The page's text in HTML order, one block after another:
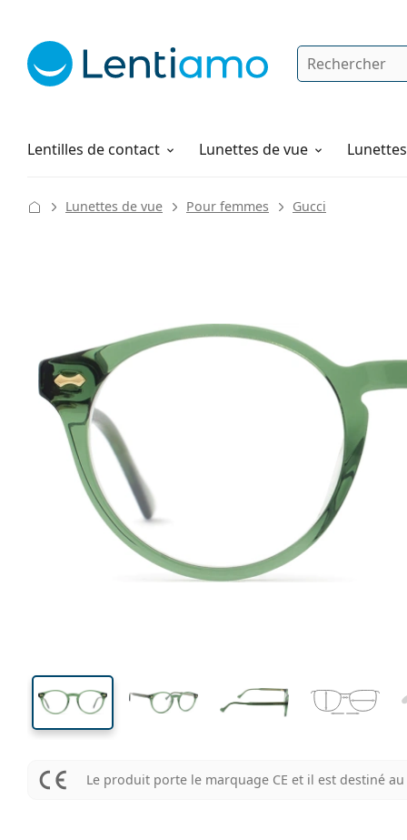
Rechercher
Lentilles de contact
Solutions Lunettes de vue
Comment commander
Lunettes de vue Pour femmes Gucci
44 mm
Largeur des verres Largeur des verres
Largeur
des verres
Le produit porte le marquage CE et il est destiné